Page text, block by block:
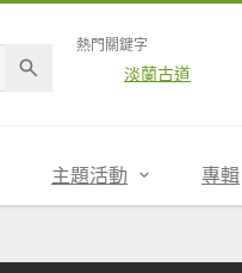
熱門關鍵字
淡蘭古道
主題活動 專輯